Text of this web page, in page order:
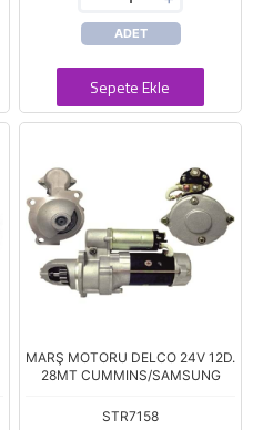
ADET
Sepete Ekle
MARŞ MOTORU DELCO 24V 12D.
28MT CUMMINS/SAMSUNG
STR7158